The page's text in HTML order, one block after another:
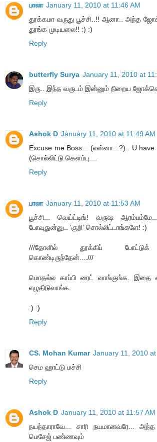
பாலா January 11, 2010 at 11:46 AM
தூக்கமா வருது பூச்சி..!! ஆனா.. அந்த ஜோக்
தூங்க முடியலை!! :) :)
Reply
butterfly Surya January 11, 2010 at
இரு.. இந்த வருடம் இன்னும் நிறைய
Reply
Ashok D January 11, 2010 at 11:49 AM
Excuse me Boss... (என்னா...?).. U have
(சொல்லிட்டு கெளம்பு....
Reply
பாலா January 11, 2010 at 11:53 AM
பூச்சி... வெய்ட்டிங்! வருஷ
போவுதுன்னு.. ‘குறி’ சொல்லிட்டாங்களே! :)
///தோளில் தூக்கிப் போட்டுக்
கொண்டிருந்தேன்....///
மொதல்ல காப்பி ரைட் வாங்குங்க. இதை
எழுதிடுவாங்க.
:) :)
Reply
CS. Mohan Kumar January 11, 2010 at
செம ஹாட்டு மச்சி
Reply
Ashok D January 11, 2010 at 11:57 AM
நயந்தாராவே... சாரி நயமானவரே...
மெசேஜ் பண்ணவும்